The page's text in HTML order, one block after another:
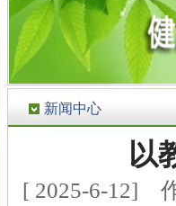
新闻中心
以
[ 2025-6-12]